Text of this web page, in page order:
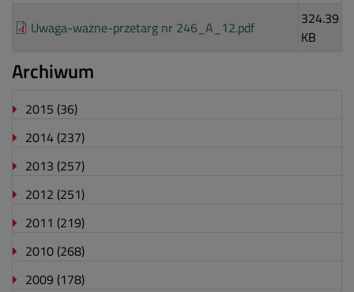
Uwaga-ważne-przetarg nr 246_A_12.pdf
324.39
KB
Archiwum
2015 (36)
2014 (237)
2013 (257)
2012 (251)
2011 (219)
2010 (268)
2009 (178)